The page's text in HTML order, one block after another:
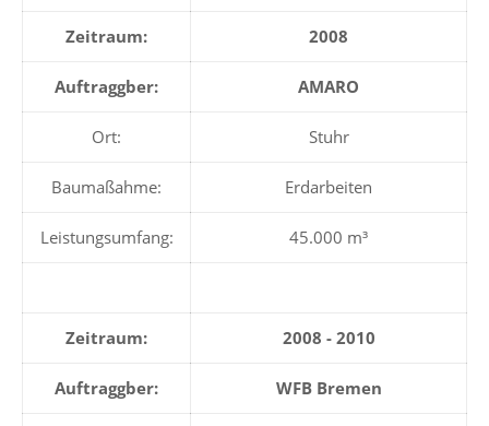
Zeitraum: 2008
Auftraggber: AMARO
Ort: Stuhr
Baumaßahme: Erdarbeiten
Leistungsumfang: 45.000 m³
Zeitraum: 2008 - 2010
Auftraggber: WFB Bremen